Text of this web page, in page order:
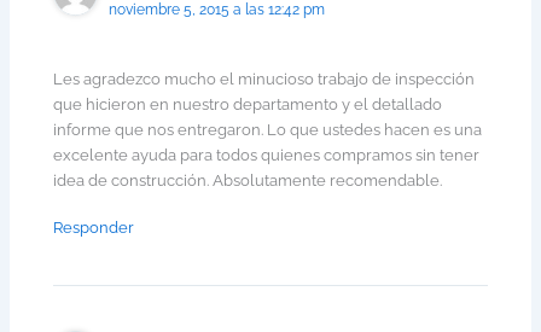
noviembre 5, 2015 a las 12:42 pm
Les agradezco mucho el minucioso trabajo de inspección
que hicieron en nuestro departamento y el detallado
informe que nos entregaron. Lo que ustedes hacen es una
excelente ayuda para todos quienes compramos sin tener
idea de construcción. Absolutamente recomendable.
Responder